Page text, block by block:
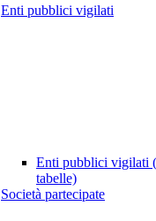
Enti pubblici vigilati
Enti pubblici vigilati
tabelle)
Società partecipate